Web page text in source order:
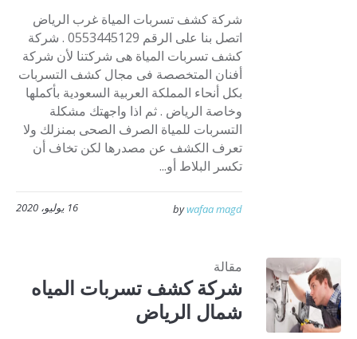
شركة كشف تسربات المياة غرب الرياض
اتصل بنا على الرقم 0553445129 . شركة
كشف تسربات المياة هى شركتنا لأن شركة
أفنان المتخصصة فى مجال كشف التسربات
بكل أنحاء المملكة العربية السعودية بأكملها
وخاصة الرياض . ثم اذا واجهتك مشكلة
التسربات للمياة الصرف الصحى بمنزلك ولا
تعرف الكشف عن مصدرها لكن تخاف أن
تكسر البلاط أو...
16 يوليو، 2020 bywafaa magd
مقالة
شركة كشف تسربات المياه
شمال الرياض